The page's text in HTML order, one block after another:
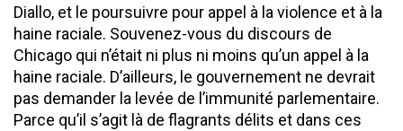
Diallo, et le poursuivre pour appel à la violence et à la
haine raciale. Souvenez-vous du discours de
Chicago qui n’était ni plus ni moins qu’un appel à la
haine raciale. D’ailleurs, le gouvernement ne devrait
pas demander la levée de l’immunité parlementaire.
Parce qu’il s’agit là de flagrants délits et dans ces